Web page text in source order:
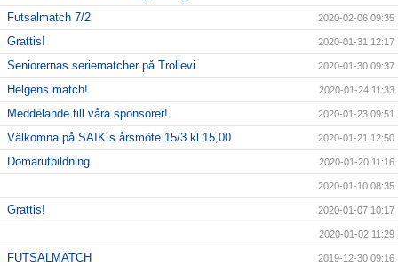
Futsalmatch 7/2 2020-02-06 09:35
Grattis! 2020-01-31 12:17
Seniorernas seriematcher på Trollevi 2020-01-30 09:37
Helgens match! 2020-01-24 11:33
Meddelande till våra sponsorer! 2020-01-23 09:51
Välkomna på SAIK´s årsmöte 15/3 kl 15,00 2020-01-21 12:50
Domarutbildning 2020-01-20 11:16
2020-01-10 08:35
Grattis! 2020-01-07 10:17
2020-01-02 11:29
FUTSALMATCH 2019-12-30 09:16